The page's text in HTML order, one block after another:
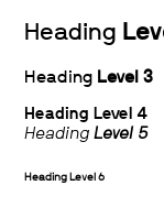
Heading
Heading Level 3
Heading Level 4
HeadingLevel 5
Heading Level 6